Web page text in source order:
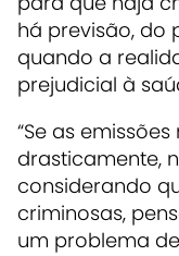
há previsão, do
quando a
prejudicial à
“Se as
drasticamente,
considerando
criminosas,
um problema